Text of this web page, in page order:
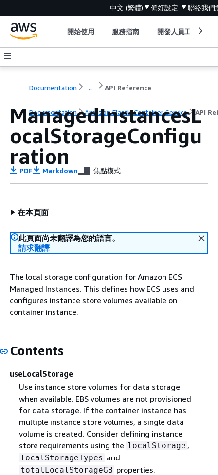
中文 (繁體) 偏好設定 聯絡我們
開始使用 服務指南 開發人員工具
Documentation ... API Reference
Documentation Amazon Elastic Container Service API
ManagedInstancesL
ocalStorageConfigu
ration
PDF Markdown 焦點模式
在本頁面
此頁面尚未翻譯為您的語言。
請求翻譯
The local storage configuration for Amazon ECS
Managed Instances. This defines how ECS uses and
configures instance store volumes available on
container instance.
Contents
useLocalStorage
Use instance store volumes for data storage
when available. EBS volumes are not provisioned
for data storage. If the container instance has
multiple instance store volumes, a single data
volume is created. Consider defining instance
store requirements using the localStorage ,
localStorageTypes and
totalLocalStorageGB properties.